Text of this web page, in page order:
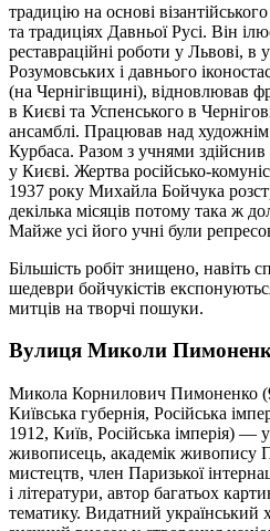
традицію на основі
та традиціях Давньої Русі. Він
реставраційні роботи у Львові, в
Розумовських і давнього
(на Чернігівщині), відновлював
в Києві та Успенського в
ансамблі. Працював над
Курбаса. Разом з учнями
у Києві. Жертва російсько-
1937 року Михайла Бойчука
декілька місяців потому така ж
Майже усі його учні були
Більшість робіт знищено, навіть
шедеври бойчукістів
митців на творчі пошуки.
Вулиця Миколи
Микола Корнилович Пимоненко
Київська губернія, Російська
1912, Київ, Російська імперія) —
живописець, академік живопису
мистецтв, член Паризької
і літератури, автор багатьох
тематику. Видатний